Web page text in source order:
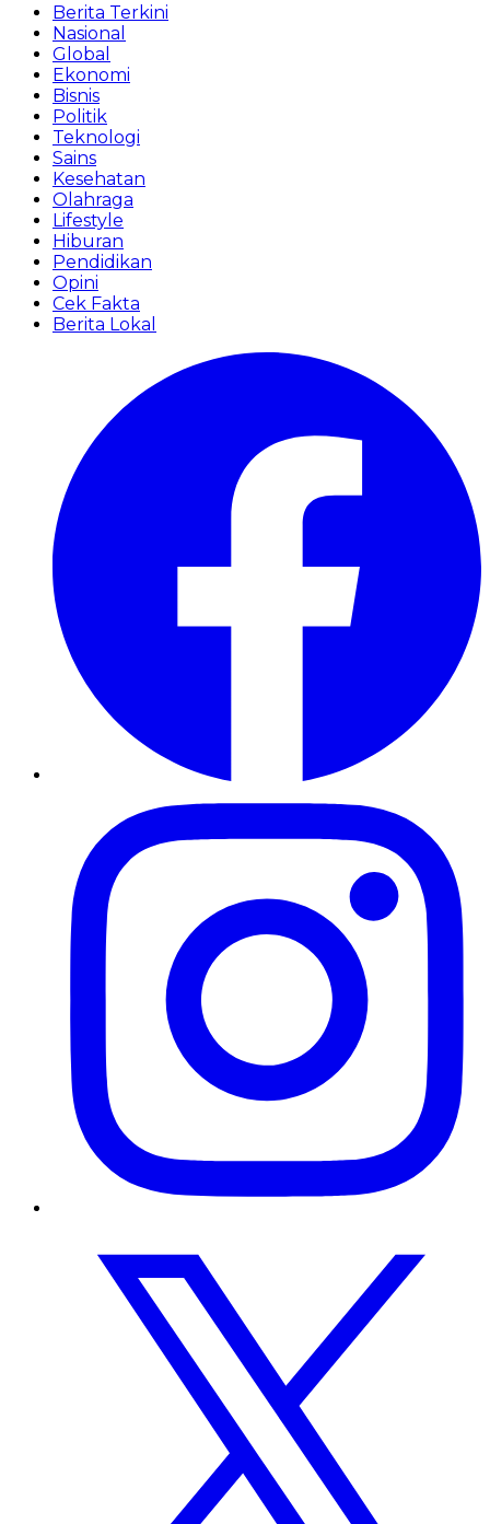
Berita Terkini
Nasional
Global
Ekonomi
Bisnis
Politik
Teknologi
Sains
Kesehatan
Olahraga
Lifestyle
Hiburan
Pendidikan
Opini
Cek Fakta
Berita Lokal